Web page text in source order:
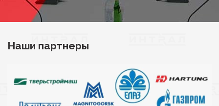
Наши партнеры